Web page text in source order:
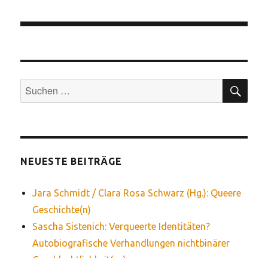
Suchen
nach:
NEUESTE BEITRÄGE
Jara Schmidt / Clara Rosa Schwarz (Hg.): Queere
Geschichte(n)
Sascha Sistenich: Verqueerte Identitäten?
Autobiografische Verhandlungen nichtbinärer